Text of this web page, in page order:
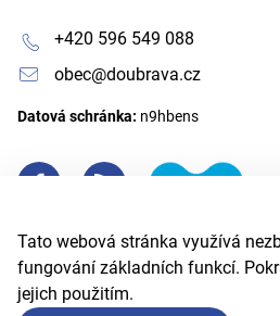
Tato webová stránka využívá
fungování základních funkcí.
jejich použitím.
+420 596 549 088
obec@doubrava.cz
Datová schránka: n9hbens